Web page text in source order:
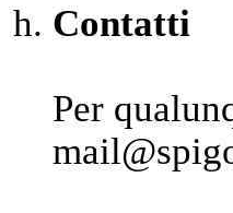
Contatti
Per